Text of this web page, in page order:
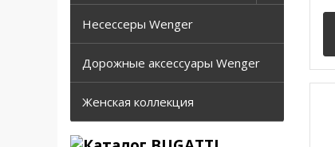
Несессеры Wenger
Дорожные аксессуары Wenger
Женская коллекция